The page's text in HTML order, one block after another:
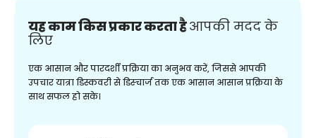
यह काम किस प्रकार करता हैआपकी मदद के
लिए
एक आसान और पारदर्शी प्रक्रिया का अनुभव करें, जिससे आपकी
उपचार यात्रा डिस्कवरी से डिस्चार्ज तक एक आसान आसान प्रक्रिया के
साथ सफल हो सके।